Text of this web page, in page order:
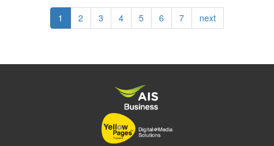
PaginationCurrent
page
1 Page
2 Page
3 Page
4 Page
5 Page
6 Page
7
Next
page
next